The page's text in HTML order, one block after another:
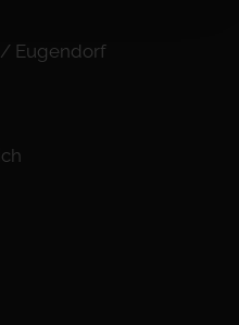
Eugendorf